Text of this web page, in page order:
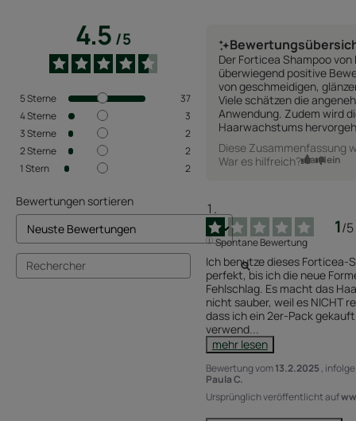
4.5/5
5Sterne
37
4Sterne
3
3Sterne
2
2Sterne
2
1Stern 2
Bewertungen sortieren
Der Forticea Shampoo
überwiegend positive
von geschmeidigen,
Viele schätzen die
Anwendung. Zudem wird
Haarwachstums
Diese Zusammenfassung
War es hilfreich? Ja Nein
1/5
Spontane Bewertung
Ich benutze dieses Forticea-
perfekt, bis ich die neue
Fehlschlag. Es macht das
nicht sauber, weil es NICHT
dass ich ein 2er-Pack
verwend...
mehr lesen
Bewertung vom13.2.2025,
Paula C.
Ursprünglich veröffentlicht auf